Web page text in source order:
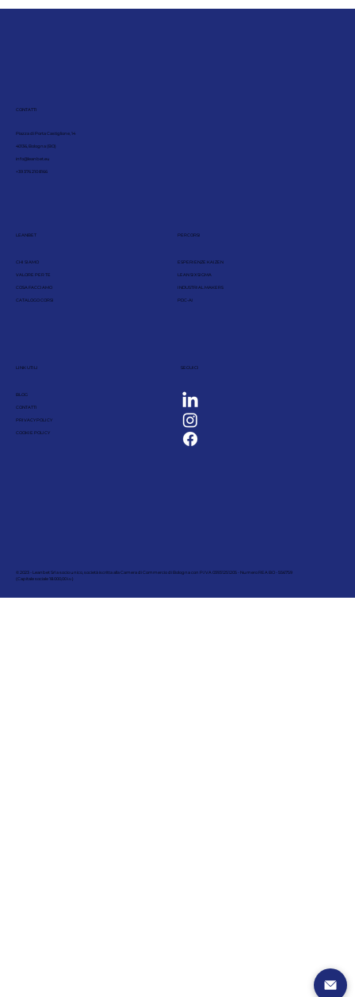
CONTATTI
Piazza di Porta Castiglione, 14
40136, Bologna (BO)
info@leanbet.eu
+39 376 210 8166
LEANBET
CHI SIAMO
VALORE PER TE
COSA FACCIAMO
CATALOGO CORSI
PERCORSI
ESPERIENZE KAIZEN
LEAN SIX SIGMA
INDUSTRIAL MAKERS
PDC-AI
LINK UTILI
BLOG
CONTATTI
PRIVACY POLICY
COOKIE POLICY
SEGUICI
© 2023 - Leanbet Srl a socio unico, società iscritta alla Camera di Commercio di Bologna con P.IVA 03931251205 - Numero REA BO - 556759
(Capitale sociale 18.000,00 i.v.)